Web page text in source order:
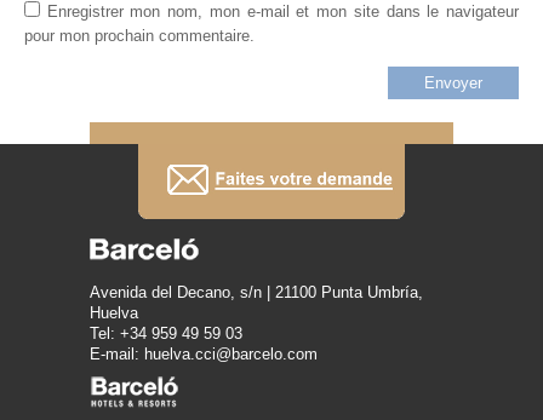
Enregistrer mon nom, mon e-mail et mon site dans le navigateur
pour mon prochain commentaire.
Avenida del Decano, s/n | 21100 Punta Umbría,
Huelva
Tel: +34 959 49 59 03
E-mail: huelva.cci@barcelo.com